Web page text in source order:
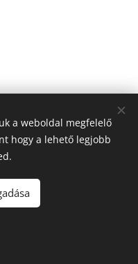
a weboldal megfelelő
hogy a lehető legjobb